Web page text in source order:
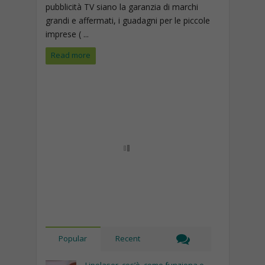
pubblicità TV siano la garanzia di marchi
grandi e affermati, i guadagni per le piccole
imprese ( ...
Read more
Popular Recent